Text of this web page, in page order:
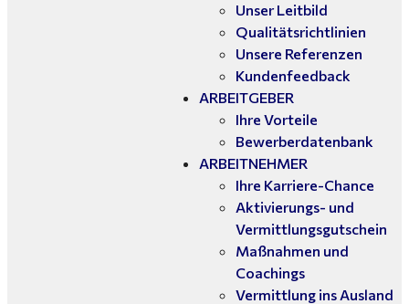
Unser Leitbild
Qualitätsrichtlinien
Unsere Referenzen
Kundenfeedback
ARBEITGEBER
Ihre Vorteile
Bewerberdatenbank
ARBEITNEHMER
Ihre Karriere-Chance
Aktivierungs- und
Vermittlungsgutschein
Maßnahmen und
Coachings
Vermittlung ins Ausland